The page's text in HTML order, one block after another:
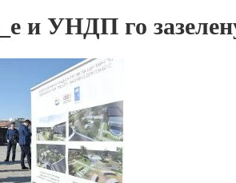
и УНДП го